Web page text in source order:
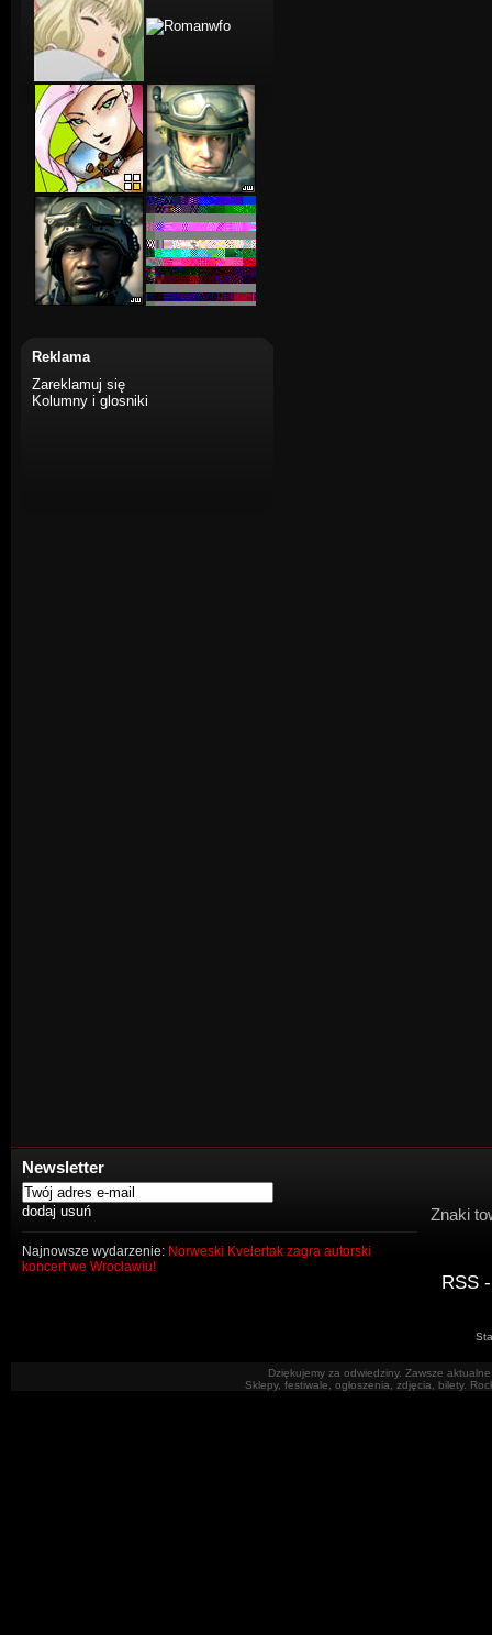
Reklama
Zareklamuj się
Kolumny i glosniki
Newsletter
Najnowsze wydarzenie: Norweski Kvelertak zagra autorski
koncert we Wrocławiu!
Znaki
RSS
Dziękujemy za odwiedziny. Zawsze
Sklepy, festiwale, ogłoszenia, zdjęcia, bilety.